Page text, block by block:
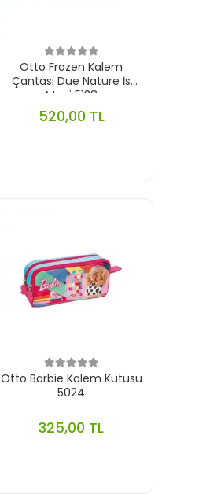
Otto Frozen Kalem
Çantası Due Nature İs
Magi 5138
520,00 TL
Otto Barbie Kalem Kutusu
5024
325,00 TL